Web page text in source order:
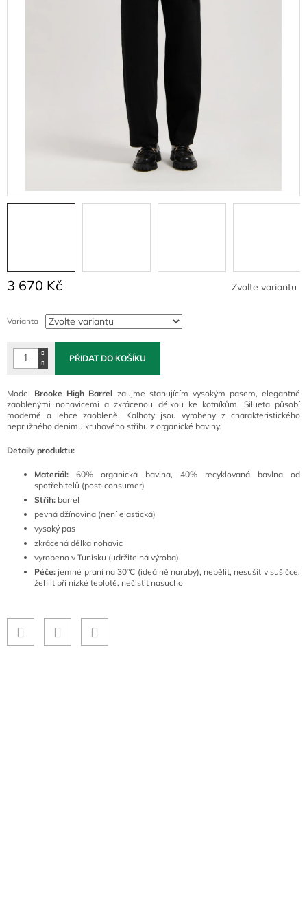
3 670 Kč
cena:
Zvolte variantu
Varianta
PŘIDAT DO KOŠÍKU
Model Brooke High Barrel zaujme stahujícím vysokým pasem, elegantně
zaoblenými nohavicemi a zkrácenou délkou ke kotníkům. Silueta působí
moderně a lehce zaobleně. Kalhoty jsou vyrobeny z charakteristického
nepružného denimu kruhového střihu z organické bavlny.
Detaily produktu:
Materiál: 60% organická bavlna, 40% recyklovaná bavlna od
spotřebitelů (post-consumer)
Střih: barrel
pevná džínovina (není elastická)
vysoký pas
zkrácená délka nohavic
vyrobeno v Tunisku (udržitelná výroba)
Péče: jemné praní na 30°C (ideálně naruby), nebělit, nesušit v sušičce,
žehlit při nízké teplotě, nečistit nasucho